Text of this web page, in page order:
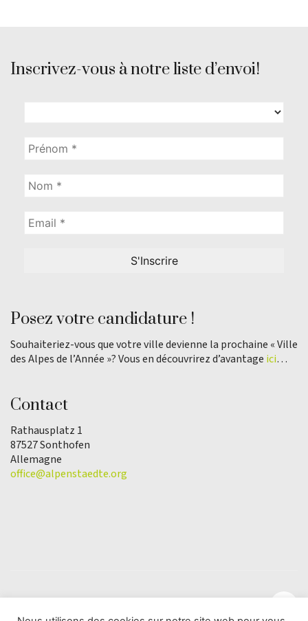
Inscrivez-vous à notre liste d’envoi!
Posez votre candidature !
Souhaiteriez-vous que votre ville devienne la prochaine « Ville
des Alpes de l’Année »? Vous en découvrirez d’avantage ici…
Contact
Rathausplatz 1
87527 Sonthofen
Allemagne
office@alpenstaedte.org